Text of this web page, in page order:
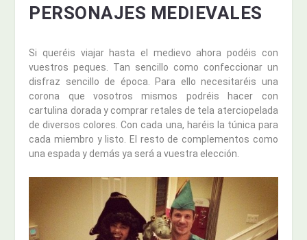
PERSONAJES MEDIEVALES
Si queréis viajar hasta el medievo ahora podéis con
vuestros peques. Tan sencillo como confeccionar un
disfraz sencillo de época. Para ello necesitaréis una
corona que vosotros mismos podréis hacer con
cartulina dorada y comprar retales de tela aterciopelada
de diversos colores. Con cada una, haréis la túnica para
cada miembro y listo. El resto de complementos como
una espada y demás ya será a vuestra elección.